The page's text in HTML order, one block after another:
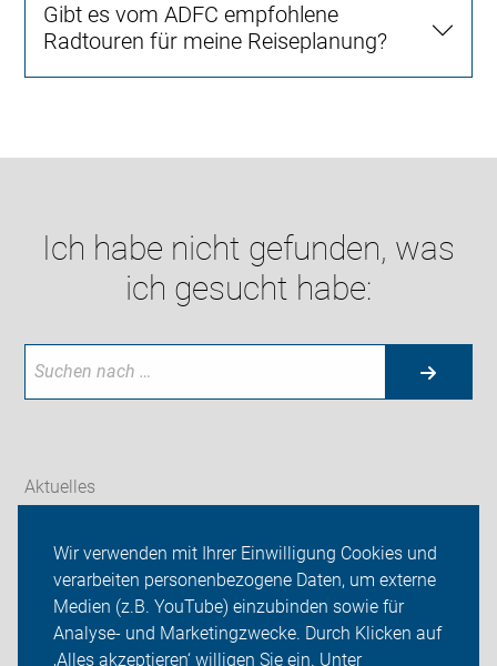
Wir verwenden mit Ihrer Einwilligung Cookies und
verarbeiten personenbezogene Daten, um externe
Medien (z.B. YouTube) einzubinden sowie für
Analyse- und Marketingzwecke. Durch Klicken auf
‚Alles akzeptieren‘ willigen Sie ein. Unter
Gibt es vom ADFC empfohlene
Radtouren für meine Reiseplanung?
Ich habe nicht gefunden, was
ich gesucht habe:
Aktuelles
ADFC Thüringen
Sei dabei